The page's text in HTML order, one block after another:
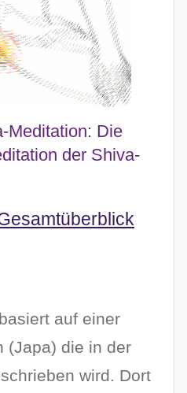
Meditation: Die
der Shiva-
auf einer
(Japa) die in der
wird. Dort